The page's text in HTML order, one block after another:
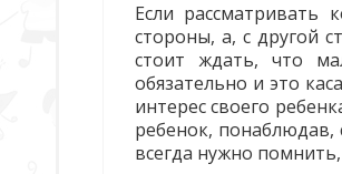
Если рассматривать
стороны, а, с другой
стоит ждать, что
обязательно и это
интерес своего
ребенок, понаблюдав,
всегда нужно